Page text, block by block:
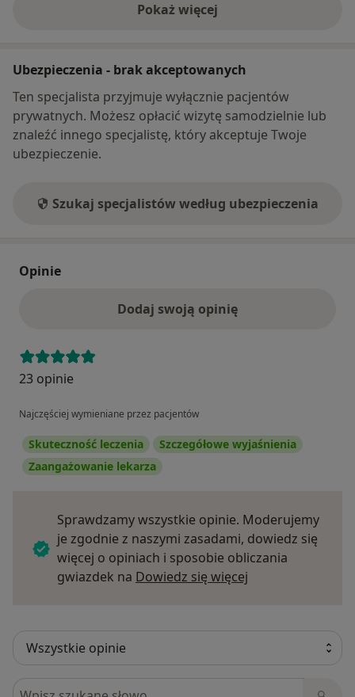
Pokaż więcej
o adresie
Ubezpieczenia - brak akceptowanych
Ten specjalista przyjmuje wyłącznie pacjentów
prywatnych. Możesz opłacić wizytę samodzielnie lub
znaleźć innego specjalistę, który akceptuje Twoje
ubezpieczenie.
Szukaj specjalistów według ubezpieczenia
Opinie
Dodaj swoją opinię
23 opinie
Najczęściej wymieniane przez pacjentów
Skuteczność leczenia
Szczegółowe wyjaśnienia
Zaangażowanie lekarza
Sprawdzamy wszystkie opinie. Moderujemy
je zgodnie z naszymi zasadami, dowiedz się
więcej o opiniach i sposobie obliczania
gwiazdek na Dowiedz się więcej
Szukaj w opiniach